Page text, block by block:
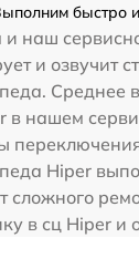
быстро
наш
и озвучит
Среднее
в нашем
Hiper
сложного
в сц Hiper и